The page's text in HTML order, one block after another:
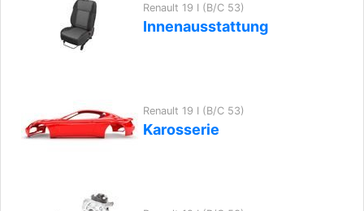
Renault 19 I (B/C 53)
Innenausstattung
Renault 19 I (B/C 53)
Karosserie